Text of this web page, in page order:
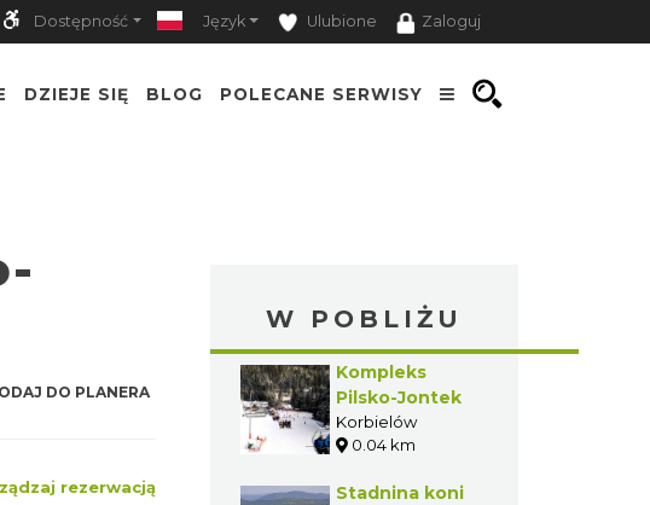
Dostępność Język Ulubione Zaloguj
DZIEJE SIĘ BLOG POLECANE SERWISY
DO PLANERA
rezerwacją
W POBLIŻU
Kompleks
Pilsko-Jontek
Korbielów
0.04 km
Stadnina koni